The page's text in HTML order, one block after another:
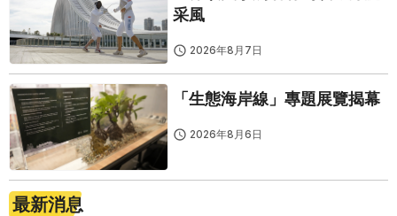
采風
2026年8月7日
「生態海岸線」專題展覽揭幕
2026年8月6日
最新消息